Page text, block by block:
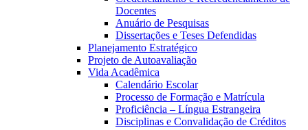
Docentes
Anuário de Pesquisas
Dissertações e Teses Defendidas
Planejamento Estratégico
Projeto de Autoavaliação
Vida Acadêmica
Calendário Escolar
Processo de Formação e Matrícula
Proficiência – Língua Estrangeira
Disciplinas e Convalidação de Créditos